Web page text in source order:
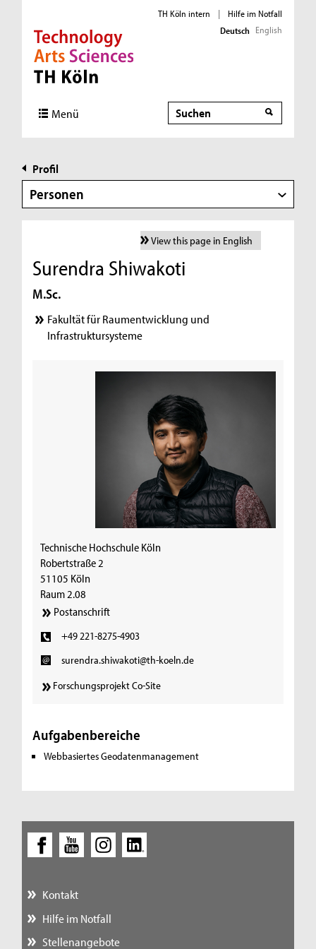
Direkt zur Hauptnavigation
Direkt zur Subnavigation
Direkt zum Inhalt
Direkt zum Fußbereich
TH Köln intern |
Hilfe im Notfall
Deutsch English
Menü Suche
Profil
Personen
View this page in English
Surendra Shiwakoti
M.Sc.
Fakultät für Raumentwicklung und
Infrastruktursysteme
Technische Hochschule Köln
Robertstraße 2
51105 Köln
Raum 2.08
Postanschrift
+49 221-8275-4903
surendra.shiwakoti@th-koeln.de
Forschungsprojekt Co-Site
Aufgabenbereiche
Webbasiertes Geodatenmanagement
Kontakt
Hilfe im Notfall
Stellenangebote